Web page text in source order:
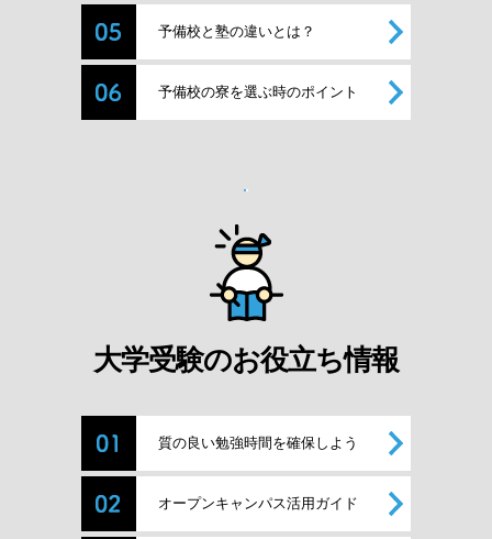
予備校と塾の違いとは？
予備校の寮を選ぶ時のポイント
大学受験のお役立ち情報
質の良い勉強時間を確保しよう
オープンキャンパス活用ガイド